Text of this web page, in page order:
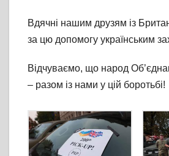
Вдячні нашим друзям із
за цю допомогу українським
Відчуваємо, що народ
– разом із нами у цій боротьбі!